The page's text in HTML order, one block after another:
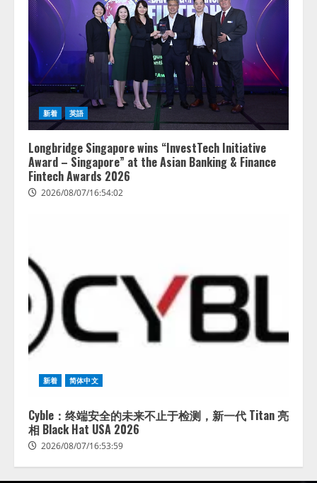
新着 英語
Longbridge Singapore wins “InvestTech Initiative
Award – Singapore” at the Asian Banking & Finance
Fintech Awards 2026
2026/08/07/16:54:02
新着 简体中文
Cyble：终端安全的未来不止于检测，新一代 Titan 亮
相 Black Hat USA 2026
2026/08/07/16:53:59